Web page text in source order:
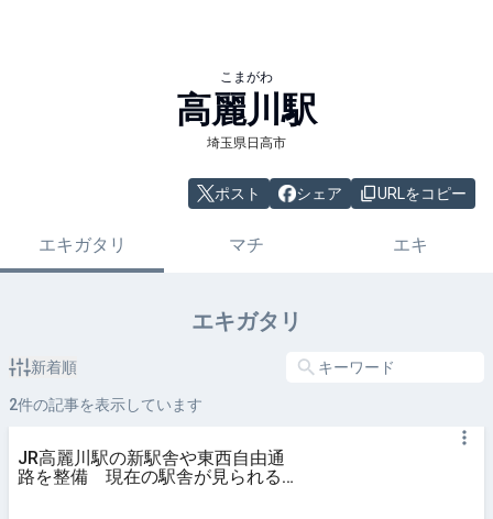
こまがわ
高麗川駅
埼玉県日高市
ポスト シェア URLをコピー
エキガタリ マチ エキ
エキガタリ
新着順
2件の記事を表示しています
JR高麗川駅の新駅舎や東西自由通
路を整備 現在の駅舎が見られるの